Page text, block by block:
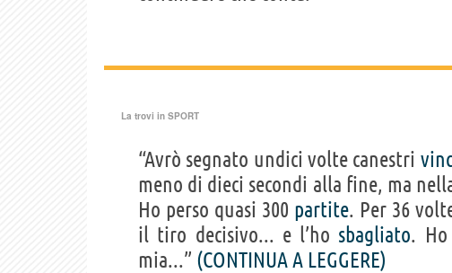
La trovi in SPORT
“Avrò segnato undici volte canestri
meno di dieci secondi alla fine, ma
Ho perso quasi 300 partite. Per 36
il tiro decisivo... e l’ho sbagliato.
mia...” (CONTINUA A LEGGERE)